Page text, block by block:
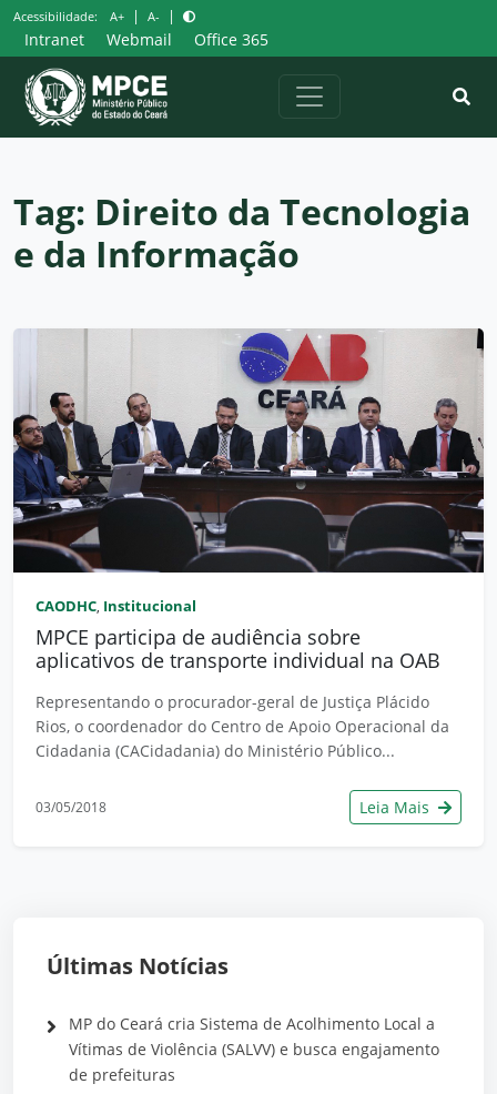
Pular
para
o
conteúdo
Acessibilidade: A+ | A- |
Intranet Webmail Office 365
Tag: Direito da Tecnologia
e da Informação
CAODHC, Institucional
MPCE participa de audiência sobre
aplicativos de transporte individual na OAB
Representando o procurador-geral de Justiça Plácido
Rios, o coordenador do Centro de Apoio Operacional da
Cidadania (CACidadania) do Ministério Público...
03/05/2018 Leia Mais
Últimas Notícias
MP do Ceará cria Sistema de Acolhimento Local a
Vítimas de Violência (SALVV) e busca engajamento
de prefeituras